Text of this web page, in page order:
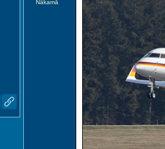
Nākamā